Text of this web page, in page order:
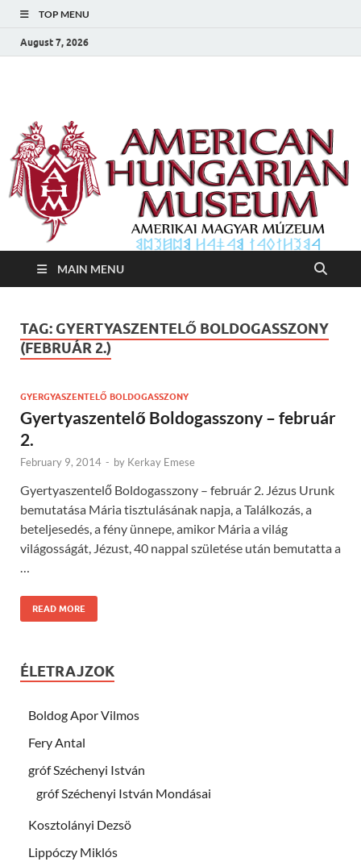
TOP MENU
August 7, 2026
Amerikai Magyar
Múzeum
MAIN MENU
TAG: GYERTYASZENTELŐ BOLDOGASSZONY
(FEBRUÁR 2.)
GYERGYASZENTELŐ BOLDOGASSZONY
Gyertyaszentelő Boldogasszony – február
2.
February 9, 2014 - by Kerkay Emese
Gyertyaszentelő Boldogasszony – február 2. Jézus Urunk
bemutatása Mária tisztulásának napja, a Találkozás, a
beteljesedés, a fény ünnepe, amikor Mária a világ
világosságát, Jézust, 40 nappal születése után bemutatta a
…
READ MORE
ÉLETRAJZOK
Boldog Apor Vilmos
Fery Antal
gróf Széchenyi István
gróf Széchenyi István Mondásai
Kosztolányi Dezsö
Lippóczy Miklós